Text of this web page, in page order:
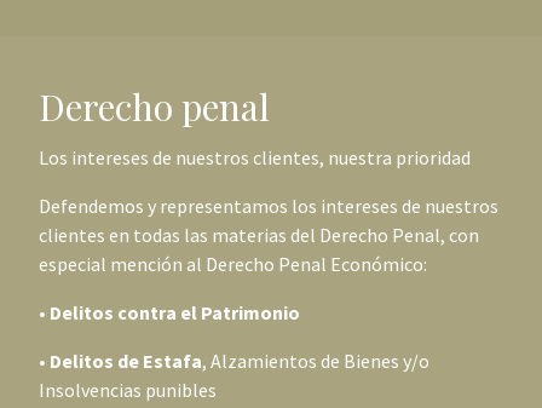
Derecho penal
Los intereses de nuestros clientes, nuestra prioridad
Defendemos y representamos los intereses de nuestros
clientes en todas las materias del Derecho Penal, con
especial mención al Derecho Penal Económico:
• Delitos contra el Patrimonio
• Delitos de Estafa, Alzamientos de Bienes y/o
Insolvencias punibles